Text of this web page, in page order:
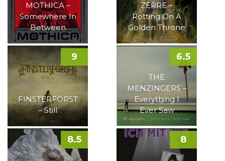
MOTHICA –
Somewhere In
Between
ZERRE –
Rotting On A
Golden Throne
FINSTERFORST
– Still
9
THE
MENZINGERS –
Everything I
Ever Saw
6.5
8.5 8